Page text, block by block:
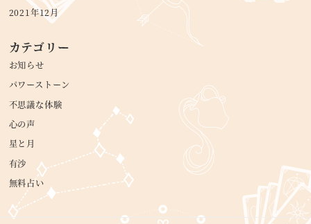
2021年12月
カテゴリー
お知らせ
パワーストーン
不思議な体験
心の声
星と月
有沙
無料占い